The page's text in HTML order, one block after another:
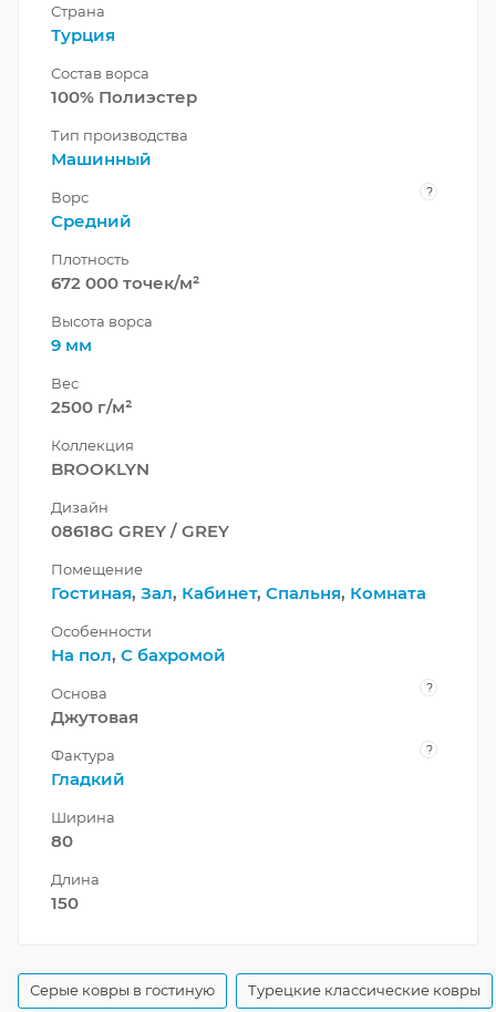
Страна
Турция
Состав ворса
100% Полиэстер
Тип производства
Машинный
Ворс ?
Средний
Плотность
672 000 точек/м²
Высота ворса
9 мм
Вес
2500 г/м²
Коллекция
BROOKLYN
Дизайн
08618G GREY / GREY
Помещение
Гостиная, Зал, Кабинет, Спальня, Комната
Особенности
На пол, С бахромой
Основа ?
Джутовая
Фактура ?
Гладкий
Ширина
80
Длина
150
Серые ковры в гостиную Турецкие классические ковры